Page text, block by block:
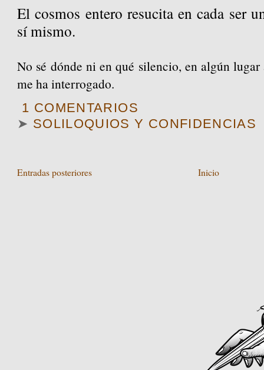
El cosmos entero resucita en cada ser
sí mismo.
No sé dónde ni en qué silencio, en algún
me ha interrogado.
1 COMENTARIOS
➤ SOLILOQUIOS Y CONFIDENCIAS
Entradas posteriores Inicio